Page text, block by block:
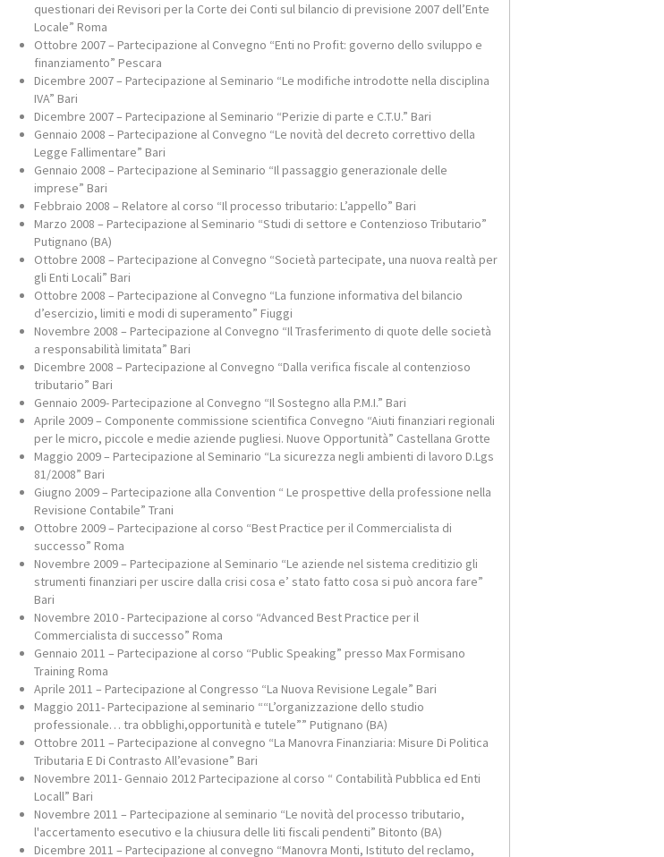
Si certamente dovrà farsi restribuire per le ore
effettivamente lavorate. Mi contatti in privato
per il servizio conteggio retribuzioni fine
rapporto (a pagamento) oppure si rivolga da un legale
lavorista ovvero ad un sindacato. Dott. Tito Papa
t.papa@mltconsulting.it
Dott. Rag. TITO SPIRO PAPA
Gli accordi economici collettivi (AEC)
rapporto di agenzia, all’agente spetti
risoluzione del contratto-l’indennità suppletiva di
questionari dei Revisori per la Corte dei Conti sul bilancio di previsione 2007 dell’Ente
Locale” Roma
Ottobre 2007 – Partecipazione al Convegno “Enti no Profit: governo dello sviluppo e
finanziamento” Pescara
Dicembre 2007 – Partecipazione al Seminario “Le modifiche introdotte nella disciplina
IVA” Bari
Dicembre 2007 – Partecipazione al Seminario “Perizie di parte e C.T.U.” Bari
Gennaio 2008 – Partecipazione al Convegno “Le novità del decreto correttivo della
Legge Fallimentare” Bari
Gennaio 2008 – Partecipazione al Seminario “Il passaggio generazionale delle
imprese” Bari
Febbraio 2008 – Relatore al corso “Il processo tributario: L’appello” Bari
Marzo 2008 – Partecipazione al Seminario “Studi di settore e Contenzioso Tributario”
Putignano (BA)
Ottobre 2008 – Partecipazione al Convegno “Società partecipate, una nuova realtà per
gli Enti Locali” Bari
Ottobre 2008 – Partecipazione al Convegno “La funzione informativa del bilancio
d’esercizio, limiti e modi di superamento” Fiuggi
Novembre 2008 – Partecipazione al Convegno “Il Trasferimento di quote delle società
a responsabilità limitata” Bari
Dicembre 2008 – Partecipazione al Convegno “Dalla verifica fiscale al contenzioso
tributario” Bari
Gennaio 2009- Partecipazione al Convegno “Il Sostegno alla P.M.I.” Bari
Aprile 2009 – Componente commissione scientifica Convegno “Aiuti finanziari regionali
per le micro, piccole e medie aziende pugliesi. Nuove Opportunità” Castellana Grotte
Maggio 2009 – Partecipazione al Seminario “La sicurezza negli ambienti di lavoro D.Lgs
81/2008” Bari
Giugno 2009 – Partecipazione alla Convention “ Le prospettive della professione nella
Revisione Contabile” Trani
Ottobre 2009 – Partecipazione al corso “Best Practice per il Commercialista di
successo” Roma
Novembre 2009 – Partecipazione al Seminario “Le aziende nel sistema creditizio gli
strumenti finanziari per uscire dalla crisi cosa e’ stato fatto cosa si può ancora fare”
Bari
Novembre 2010 - Partecipazione al corso “Advanced Best Practice per il
Commercialista di successo” Roma
Gennaio 2011 – Partecipazione al corso “Public Speaking” presso Max Formisano
Training Roma
Aprile 2011 – Partecipazione al Congresso “La Nuova Revisione Legale” Bari
Maggio 2011- Partecipazione al seminario ““L’organizzazione dello studio
professionale… tra obblighi,opportunità e tutele”” Putignano (BA)
Ottobre 2011 – Partecipazione al convegno “La Manovra Finanziaria: Misure Di Politica
Tributaria E Di Contrasto All’evasione” Bari
Novembre 2011- Gennaio 2012 Partecipazione al corso “ Contabilità Pubblica ed Enti
Locall” Bari
Novembre 2011 – Partecipazione al seminario “Le novità del processo tributario,
l'accertamento esecutivo e la chiusura delle liti fiscali pendenti” Bitonto (BA)
Dicembre 2011 – Partecipazione al convegno “Manovra Monti, Istituto del reclamo,